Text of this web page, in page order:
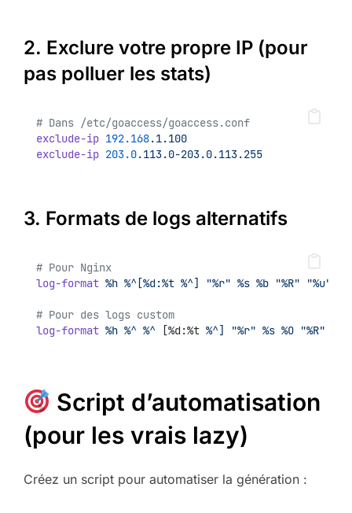
2. Exclure votre propre IP (pour
pas polluer les stats)
# Dans /etc/goaccess/goaccess.conf
exclude-ip 192.168.1.100
exclude-ip 203.0.113.0-203.0.113.255
3. Formats de logs alternatifs
# Pour Nginx
log-format %h %^[%d:%t %^] "%r" %s %b "%R" "%u"
# Pour des logs custom
log-format %h %^ %^ [%d:%t %^] "%r" %s %O "%R"
Script d’automatisation
(pour les vrais lazy)
Créez un script pour automatiser la génération :